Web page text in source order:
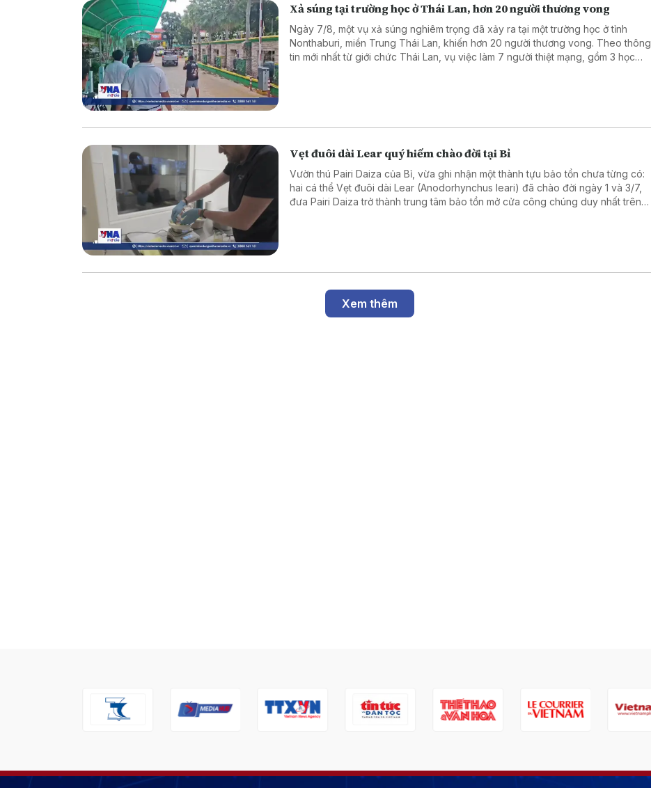
Xả súng tại trường học ở Thái Lan, hơn 20 người thương vong
Ngày 7/8, một vụ xả súng nghiêm trọng đã xảy ra tại một trường học ở tỉnh
Nonthaburi, miền Trung Thái Lan, khiến hơn 20 người thương vong. Theo thông
tin mới nhất từ giới chức Thái Lan, vụ việc làm 7 người thiệt mạng, gồm 3 học
Vẹt đuôi dài Lear quý hiếm chào đời tại Bỉ
Vườn thú Pairi Daiza của Bỉ, vừa ghi nhận một thành tựu bảo tồn chưa từng có:
hai cá thể Vẹt đuôi dài Lear (Anodorhynchus leari) đã chào đời ngày 1 và 3/7,
đưa Pairi Daiza trở thành trung tâm bảo tồn mở cửa công chúng duy nhất trên
Xem thêm